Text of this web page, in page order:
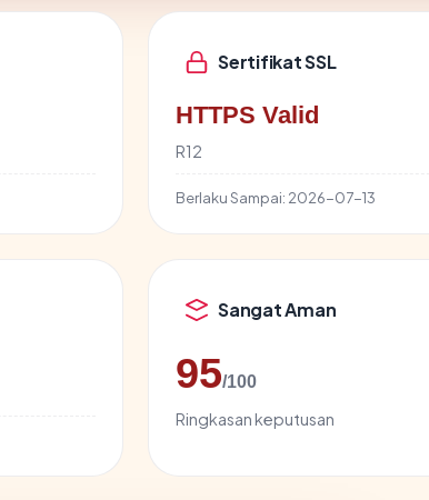
Sertifikat SSL
HTTPS Valid
R12
Berlaku Sampai: 2026-07-13
Sangat Aman
95/100
Ringkasan keputusan